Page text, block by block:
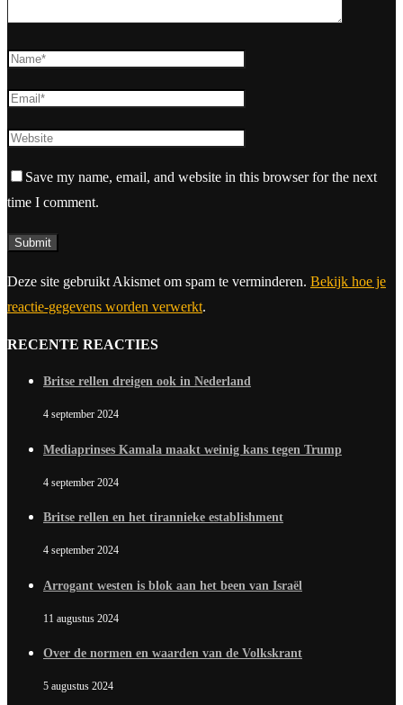
Save my name, email, and website in this browser for the next
time I comment.
Deze site gebruikt Akismet om spam te verminderen. Bekijk hoe je
reactie-gegevens worden verwerkt.
RECENTE REACTIES
Britse rellen dreigen ook in Nederland
4 september 2024
Mediaprinses Kamala maakt weinig kans tegen Trump
4 september 2024
Britse rellen en het tirannieke establishment
4 september 2024
Arrogant westen is blok aan het been van Israël
11 augustus 2024
Over de normen en waarden van de Volkskrant
5 augustus 2024